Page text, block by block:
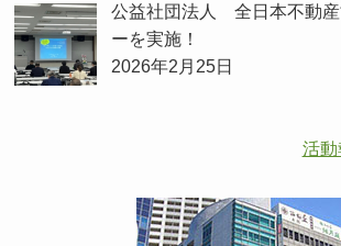
公益社団法人 全日本不動産
ーを実施！
2026年2月25日
活動